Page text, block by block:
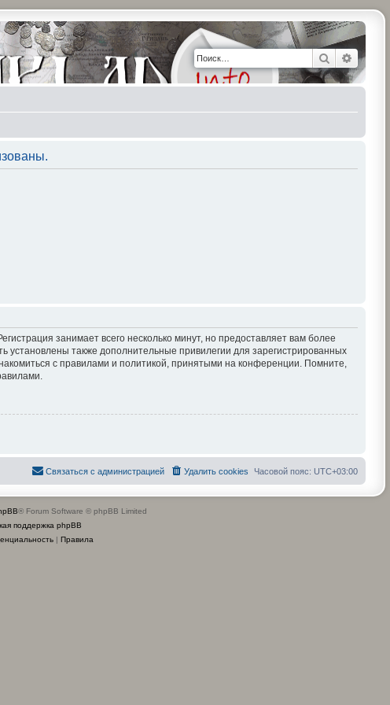
Поиск
занимает всего несколько минут, но предоставляет вам более
также дополнительные привилегии для зарегистрированных
с правилами и политикой, принятыми на конференции. Помните,
Часовой пояс: UTC+03:00
Удалить cookies
Связаться с администрацией
® Forum Software © phpBB Limited
поддержка phpBB
| Правила